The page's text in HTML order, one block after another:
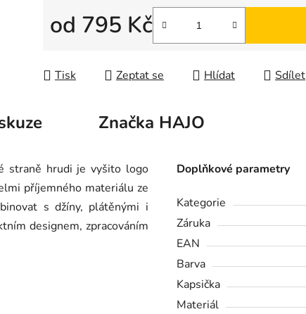
od 795 Kč
Tisk Zeptat se Hlídat Sdílet
Značka HAJO
straně hrudi je vyšito logo
příjemného materiálu ze
s džíny, plátěnými i
designem, zpracováním
Doplňkové parametry
Kategorie
Záruka
EAN
Barva
Kapsička
Materiál